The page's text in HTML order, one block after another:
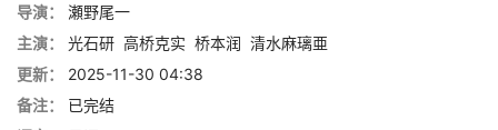
导演：
瀬野尾一
主演：
光石研 高桥克实 桥本润 清水麻璃亜
更新：
2025-11-30 04:38
备注：
已完结